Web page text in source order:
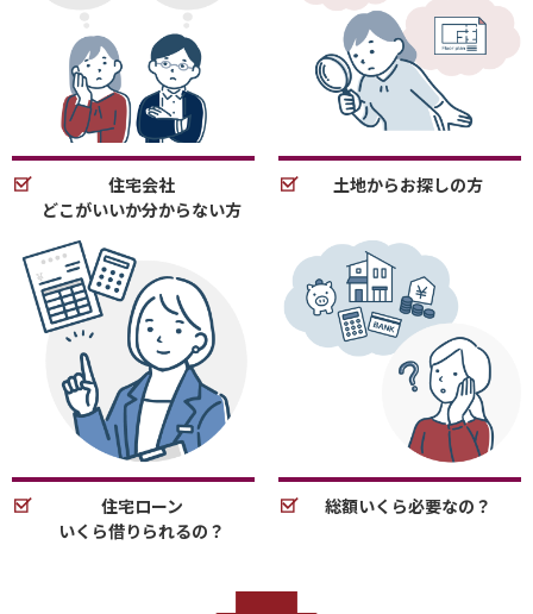
住宅会社
どこがいいか分からない方
土地からお探しの方
住宅ローン
いくら借りられるの？
総額いくら必要なの？